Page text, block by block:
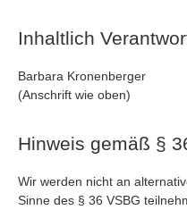
Inhaltlich
Barbara Kronenberger
(Anschrift wie oben)
Hinweis gemäß §
Wir werden nicht an
Sinne des § 36 VSBG